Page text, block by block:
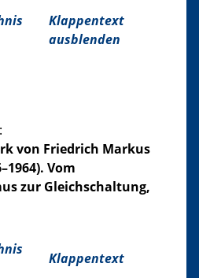
Klappentext
ausblenden
von Friedrich Markus
Vom
zur Gleichschaltung,
Klappentext